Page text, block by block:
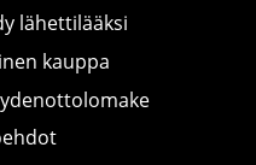
lähettilääksi
kauppa